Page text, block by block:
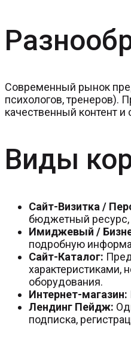
Современный рынок
психологов, тренеров).
качественный контент
Виды
Сайт-Визитка /
бюджетный ресурс,
Имиджевый /
подробную
Сайт-Каталог:
характеристиками,
оборудования.
Интернет-магазин:
Лендинг Пейдж:
подписка,